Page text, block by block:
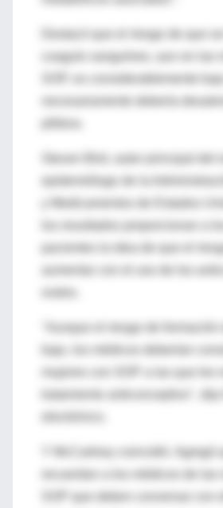
Destacó que el riesgo de que se
coagulo sanguíneo, aun en las
epidemiólogo de la
pacientes la idea de que el
"Aunque el riesgo de formación
Y McCartney coincidió. Agregó